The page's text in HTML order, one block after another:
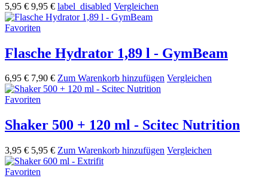
5,95 € 9,95 € label_disabled Vergleichen
Favoriten
Flasche Hydrator 1,89 l - GymBeam
6,95 € 7,90 € Zum Warenkorb hinzufügen Vergleichen
Favoriten
Shaker 500 + 120 ml - Scitec Nutrition
3,95 € 5,95 € Zum Warenkorb hinzufügen Vergleichen
Favoriten